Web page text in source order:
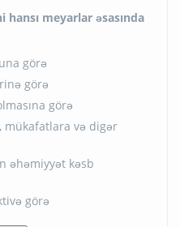
meyarlar əsasında
görə
görə
görə
mükafatlara və digər
əhəmiyyət kəsb
görə